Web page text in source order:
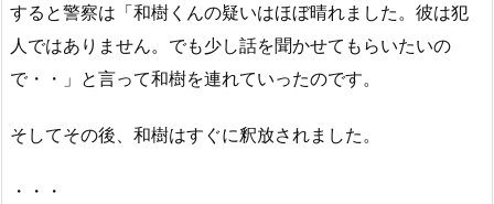
すると警察は「和樹くんの疑いはほぼ晴れました。彼は犯
人ではありません。でも少し話を聞かせてもらいたいの
で・・」と言って和樹を連れていったのです。
そしてその後、和樹はすぐに釈放されました。
・・・